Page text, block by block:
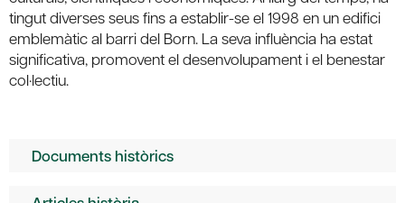
tingut diverses seus fins a establir-se el 1998 en un edifici
emblemàtic al barri del Born. La seva influència ha estat
significativa, promovent el desenvolupament i el benestar
col·lectiu.
Documents històrics